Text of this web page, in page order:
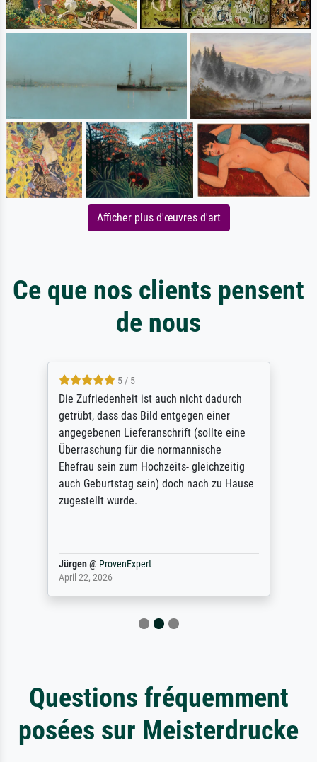
Afficher plus d'œuvres d'art
Ce que nos clients pensent
de nous
5 / 5
Die Zufriedenheit ist auch nicht dadurch
getrübt, dass das Bild entgegen einer
angegebenen Lieferanschrift (sollte eine
Überraschung für die normannische
Ehefrau sein zum Hochzeits- gleichzeitig
auch Geburtstag sein) doch nach zu Hause
zugestellt wurde.
Jürgen@ ProvenExpert
April 22, 2026
Questions fréquemment
posées sur Meisterdrucke